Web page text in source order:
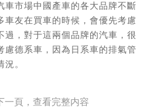
車市場中國產車的各大品牌不斷
車友在買車的時候，會優先考慮
過，對于這兩個品牌的汽車，很
慮德系車，因為日系車的排氣管
。
一頁，查看完整内容